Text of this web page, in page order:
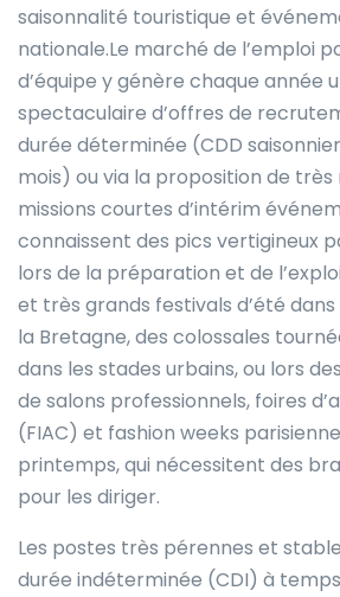
saisonnalité touristique et
nationale.Le marché de l’emploi
d’équipe y génère chaque année
spectaculaire d’offres de
durée déterminée (CDD
mois) ou via la proposition de très
missions courtes d’intérim
connaissent des pics vertigineux
lors de la préparation et de
et très grands festivals d’été dans
la Bretagne, des colossales
dans les stades urbains, ou lors
de salons professionnels, foires
(FIAC) et fashion weeks
printemps, qui nécessitent des
pour les diriger.
Les postes très pérennes et
durée indéterminée (CDI) à